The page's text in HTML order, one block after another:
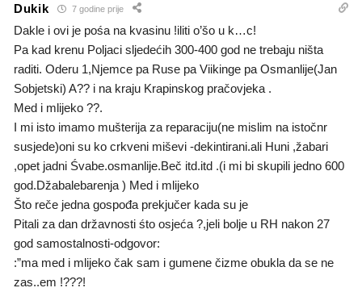
Dukik 7 godine prije
Dakle i ovi je pośa na kvasinu !iliti o’šo u k…c!
Pa kad krenu Poljaci sljedećih 300-400 god ne trebaju ništa
raditi. Oderu 1,Njemce pa Ruse pa Viikinge pa Osmanlije(Jan
Sobjetski) A?? i na kraju Krapinskog pračovjeka .
Med i mlijeko ??.
I mi isto imamo mušterija za reparaciju(ne mislim na istočnr
susjede)oni su ko crkveni miševi -dekintirani.ali Huni ,žabari
,opet jadni Śvabe.osmanlije.Beč itd.itd .(i mi bi skupili jedno 600
god.Džabalebarenja ) Med i mlijeko
Što reče jedna gospođa prekjučer kada su je
Pitali za dan državnosti śto osjeća ?,jeli bolje u RH nakon 27
god samostalnosti-odgovor:
:”ma med i mlijeko čak sam i gumene čizme obukla da se ne
zas..em !???!